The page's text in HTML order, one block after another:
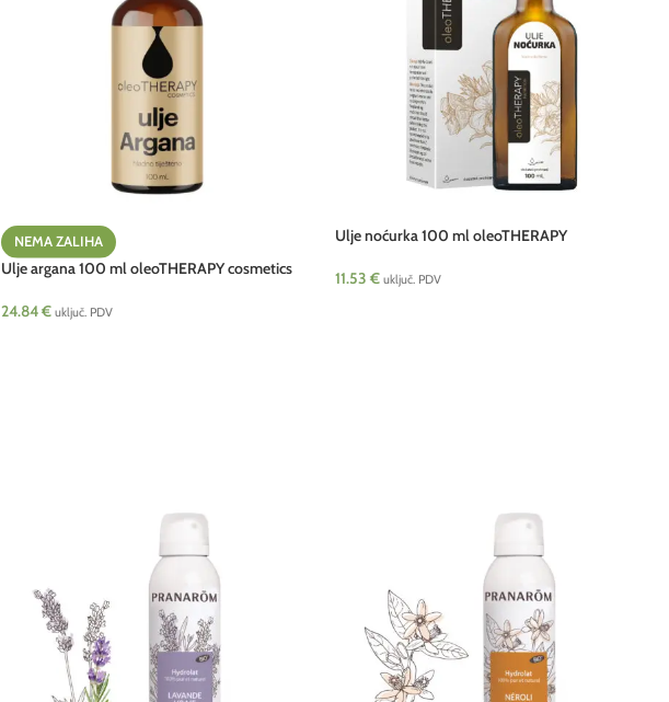
NEMA ZALIHA
Ulje argana 100 ml oleoTHERAPY cosmetics
24.84€ uključ. PDV
Ulje noćurka 100 ml oleoTHERAPY
11.53 € uključ. PDV